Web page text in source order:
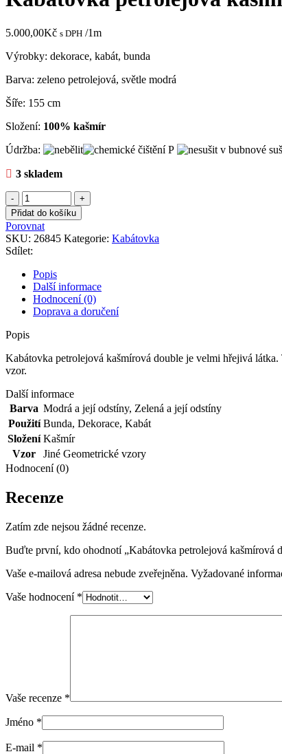
5.000,00Kč s DPH /1m
Výrobky: dekorace, kabát, bunda
Barva: zeleno petrolejová, světle modrá
Šíře: 155 cm
Složení: 100% kašmír
Údržba:
3 skladem
Kabátovka
petrolejová
kašmírová
double
množství
Přidat do košíku
Porovnat
SKU: 26845 Kategorie: Kabátovka
Sdílet:
Popis
Další informace
Hodnocení (0)
Doprava a doručení
Popis
Kabátovka petrolejová kašmírová double je velmi hřejivá
vzor.
Další informace
Barva Modrá a její odstíny, Zelená a její odstíny
Použití Bunda, Dekorace, Kabát
Složení Kašmír
Vzor
Jiné Geometrické vzory
Hodnocení (0)
Recenze
Zatím zde nejsou žádné recenze.
Buďte první, kdo ohodnotí „Kabátovka petrolejová kašmírová
Vaše e-mailová adresa nebude zveřejněna. Vyžadované
Vaše hodnocení *
Vaše recenze *
Jméno *
E-mail *